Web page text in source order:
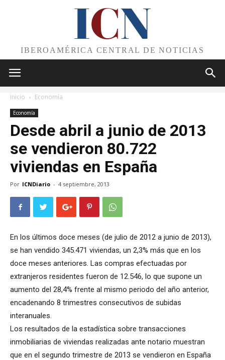
ICN
IBEROAMÉRICA CENTRAL DE NOTICIAS
Inicio Economía
Economía
Desde abril a junio de 2013
se vendieron 80.722
viviendas en España
Por ICNDiario - 4 septiembre, 2013
En los últimos doce meses (de julio de 2012 a junio de 2013),
se han vendido 345.471 viviendas, un 2,3% más que en los
doce meses anteriores. Las compras efectuadas por
extranjeros residentes fueron de 12.546, lo que supone un
aumento del 28,4% frente al mismo periodo del año anterior,
encadenando 8 trimestres consecutivos de subidas
interanuales.
Los resultados de la estadística sobre transacciones
inmobiliarias de viviendas realizadas ante notario muestran
que en el segundo trimestre de 2013 se vendieron en España